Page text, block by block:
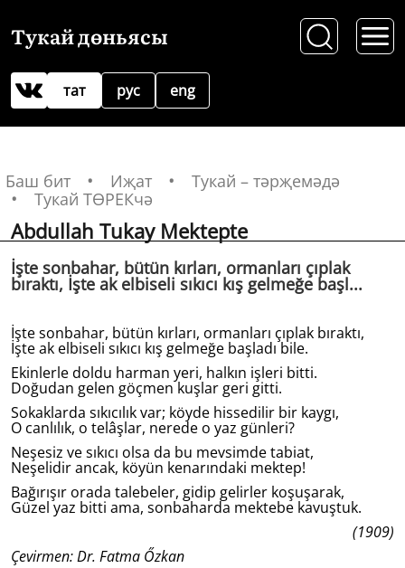
Тукай дөньясы
рус
тат eng
Баш бит Иҗат
Тукай – тәрҗемәдә
Тукай ТӨРЕКчә
Abdullah Tukay Mektepte
İşte sonbahar, bütün kırları, ormanları çıplak
bıraktı, İşte ak elbiseli sıkıcı kış gelmeğe başl...
İşte sonbahar, bütün kırları, ormanları çıplak bıraktı,
İşte ak elbiseli sıkıcı kış gelmeğe başladı bile.
Ekinlerle doldu harman yeri, halkın işleri bitti.
Doğudan gelen göçmen kuşlar geri gitti.
Sokaklarda sıkıcılık var; köyde hissedilir bir kaygı,
O canlılık, o telâşlar, nerede o yaz günleri?
Neşesiz ve sıkıcı olsa da bu mevsimde tabiat,
Neşelidir ancak, köyün kenarındaki mektep!
Bağırışır orada talebeler, gidip gelirler koşuşarak,
Güzel yaz bitti ama, sonbaharda mektebe kavuştuk.
(1909)
Çevirmen: Dr. Fatma Őzkan